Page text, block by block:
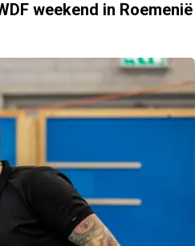
weekend in Roemenië